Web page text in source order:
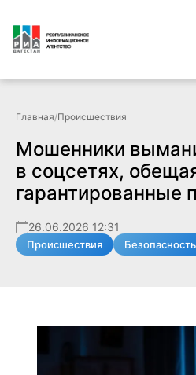
Главная/Происшествия
Мошенники
в соцсетях,
гарантированные
26.06.2026 12:31
Происшествия Безопасность